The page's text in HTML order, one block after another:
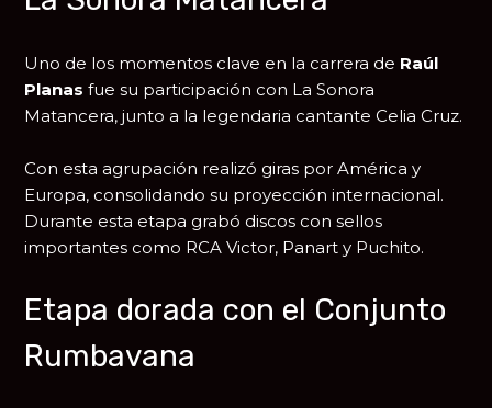
Uno de los momentos clave en la carrera de Raúl
Planas fue su participación con La Sonora
Matancera, junto a la legendaria cantanteCelia Cruz.
Con esta agrupación realizó giras por América y
Europa, consolidando su proyección internacional.
Durante esta etapa grabó discos con sellos
importantes como RCA Victor, Panart y Puchito.
Etapa dorada con el Conjunto
Rumbavana